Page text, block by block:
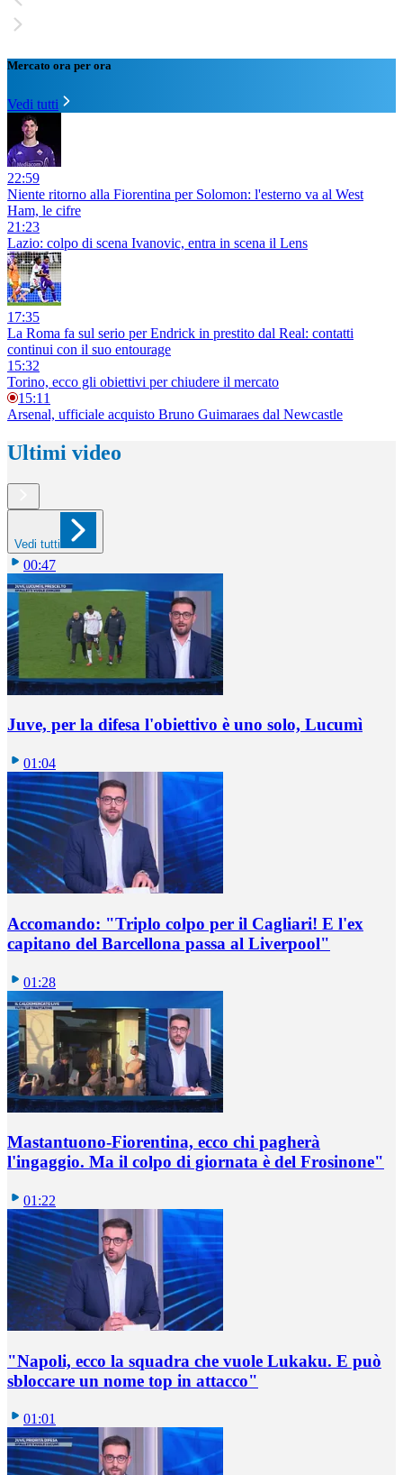
Mercato ora per ora
Vedi tutti
22:59
Niente ritorno alla Fiorentina per Solomon: l'esterno va al West
Ham, le cifre
21:23
Lazio: colpo di scena Ivanovic, entra in scena il Lens
17:35
La Roma fa sul serio per Endrick in prestito dal Real: contatti
continui con il suo entourage
15:32
Torino, ecco gli obiettivi per chiudere il mercato
15:11
Arsenal, ufficiale acquisto Bruno Guimaraes dal Newcastle
Ultimi video
Vedi tutti
00:47
Juve, per la difesa l'obiettivo è uno solo, Lucumì
01:04
Accomando: "Triplo colpo per il Cagliari! E l'ex
capitano del Barcellona passa al Liverpool"
01:28
Mastantuono-Fiorentina, ecco chi pagherà
l'ingaggio. Ma il colpo di giornata è del Frosinone"
01:22
"Napoli, ecco la squadra che vuole Lukaku. E può
sbloccare un nome top in attacco"
01:01